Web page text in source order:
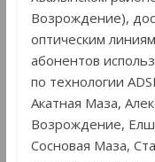
Возрождение),
оптическим
абонентов
по технологии
Акатная Маза,
Возрождение,
Сосновая Маза,